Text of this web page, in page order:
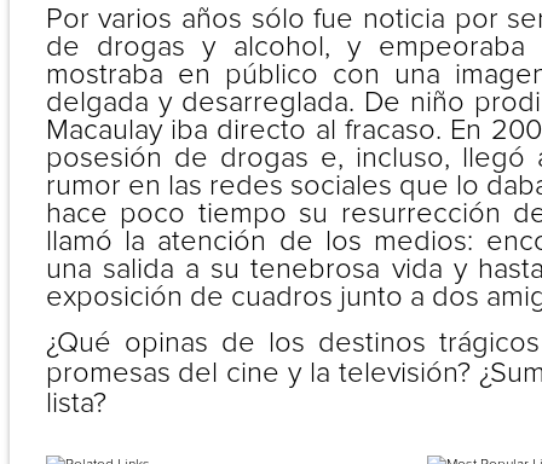
Por varios años sólo fue noticia por
de drogas y alcohol, y
mostraba en público con una
delgada y desarreglada. De niño
Macaulay iba directo al fracaso. En
posesión de drogas e, incluso, llegó
rumor en las redes sociales que lo
hace poco tiempo su resurrección
llamó la atención de los medios:
una salida a su tenebrosa vida y
exposición de cuadros junto a dos
¿Qué opinas de los destinos
promesas del cine y la televisión?
lista?